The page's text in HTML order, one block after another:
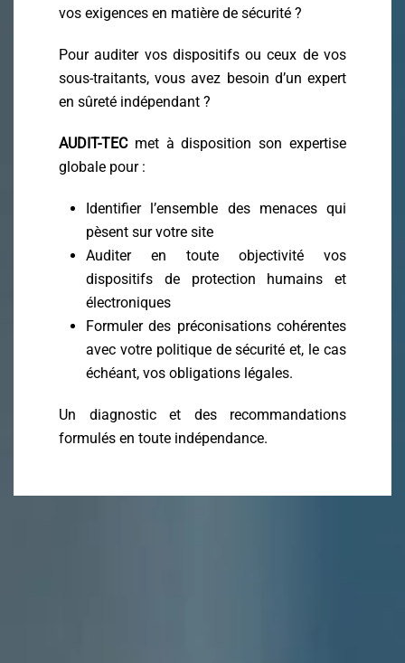
vos exigences en matière de sécurité ?
Pour auditer vos dispositifs ou ceux de vos
sous-traitants, vous avez besoin d’un expert
en sûreté indépendant ?
AUDIT-TECmet à disposition son expertise
globale pour :
Identifier l’ensemble des menaces qui
pèsent sur votre site
Auditer en toute objectivité vos
dispositifs de protection humains et
électroniques
Formuler des préconisations cohérentes
avec votre politique de sécurité et, le cas
échéant, vos obligations légales.
Un diagnostic et des recommandations
formulés en toute indépendance.